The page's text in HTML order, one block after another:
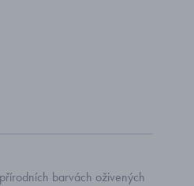
barvách oživených